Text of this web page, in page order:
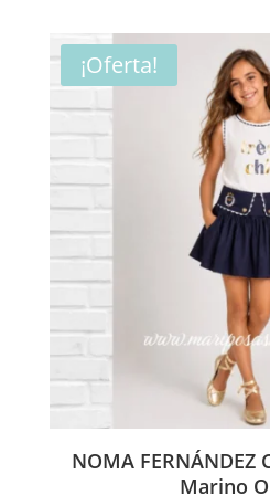
¡Oferta!
NOMA FERNÁNDEZ
Marino